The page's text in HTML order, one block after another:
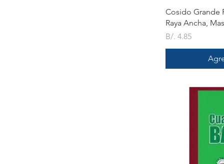
Cosido Grande
Raya Ancha,
Precio
B/. 4.85